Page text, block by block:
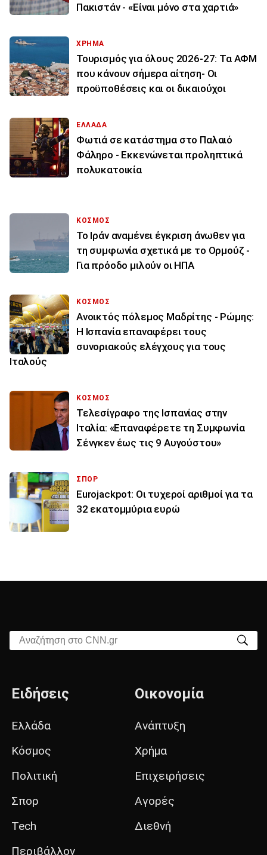
Πακιστάν - «Είναι μόνο στα χαρτιά»
ΧΡΗΜΑ
Τουρισμός για όλους 2026-27: Τα ΑΦΜ
που κάνουν σήμερα αίτηση- Οι
προϋποθέσεις και οι δικαιούχοι
ΕΛΛΑΔΑ
Φωτιά σε κατάστημα στο Παλαιό
Φάληρο - Εκκενώνεται προληπτικά
πολυκατοικία
ΚΟΣΜΟΣ
Το Ιράν αναμένει έγκριση άνωθεν για
τη συμφωνία σχετικά με το Ορμούζ -
Για πρόοδο μιλούν οι ΗΠΑ
ΚΟΣΜΟΣ
Ανοικτός πόλεμος Μαδρίτης - Ρώμης:
Η Ισπανία επαναφέρει τους
συνοριακούς ελέγχους για τους
Ιταλούς
ΚΟΣΜΟΣ
Τελεσίγραφο της Ισπανίας στην
Ιταλία: «Επαναφέρετε τη Συμφωνία
Σένγκεν έως τις 9 Αυγούστου»
ΣΠΟΡ
Eurojackpot: Οι τυχεροί αριθμοί για τα
32 εκατoμμύρια ευρώ
Αναζήτηση στο CNN.gr
Ειδήσεις
Ελλάδα
Κόσμος
Πολιτική
Σπορ
Tech
Περιβάλλον
Οικονομία
Ανάπτυξη
Χρήμα
Επιχειρήσεις
Αγορές
Διεθνή